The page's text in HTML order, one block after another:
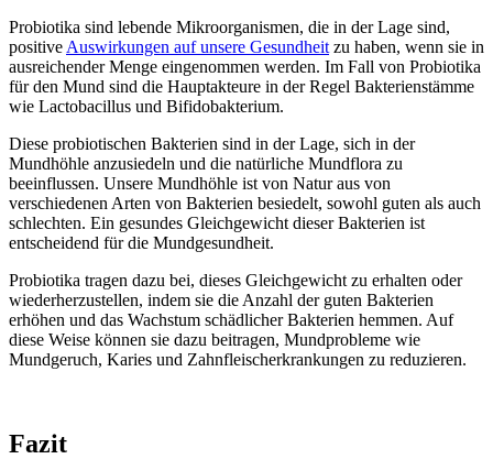
Probiotika sind lebende Mikroorganismen, die in der Lage sind,
positive Auswirkungen auf unsere Gesundheit zu haben, wenn sie in
ausreichender Menge eingenommen werden. Im Fall von Probiotika
für den Mund sind die Hauptakteure in der Regel Bakterienstämme
wie Lactobacillus und Bifidobakterium.
Diese probiotischen Bakterien sind in der Lage, sich in der
Mundhöhle anzusiedeln und die natürliche Mundflora zu
beeinflussen. Unsere Mundhöhle ist von Natur aus von
verschiedenen Arten von Bakterien besiedelt, sowohl guten als auch
schlechten. Ein gesundes Gleichgewicht dieser Bakterien ist
entscheidend für die Mundgesundheit.
Probiotika tragen dazu bei, dieses Gleichgewicht zu erhalten oder
wiederherzustellen, indem sie die Anzahl der guten Bakterien
erhöhen und das Wachstum schädlicher Bakterien hemmen. Auf
diese Weise können sie dazu beitragen, Mundprobleme wie
Mundgeruch, Karies und Zahnfleischerkrankungen zu reduzieren.
Fazit